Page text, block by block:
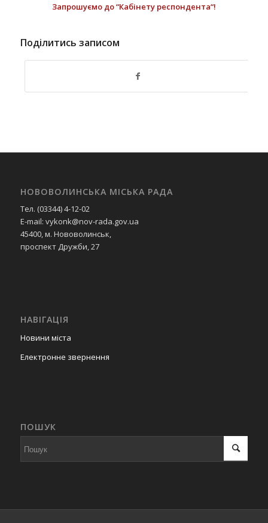
Запрошуємо до“Кабінетуреспондента“!
Поділитись записом
НОВОВОЛИНСЬКА МІСЬКА РАДА
Тел. (03344) 4-12-02
E-mail: vykonk@nov-rada.gov.ua
45400, м. Нововолинськ,
проспект Дружби, 27
НАВІГАЦІЯ
Новини міста
Електронне звернення
ПОШУК